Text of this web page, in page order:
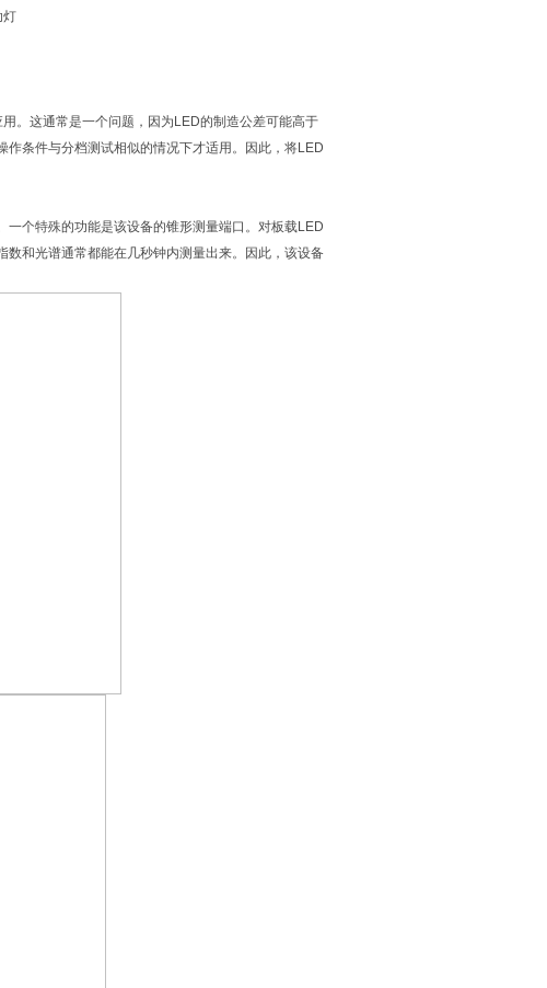
灯
。这通常是一个问题，因为LED的制造公差可能高于
条件与分档测试相似的情况下才适用。因此，将LED
个特殊的功能是该设备的锥形测量端口。对板载LED
和光谱通常都能在几秒钟内测量出来。因此，该设备